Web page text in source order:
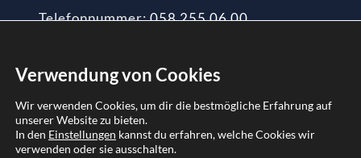
Telefonnummer:058 255 06 00
© Copyright 2010 –2026 |
Reserved | professional risk management AG
Verwendung von Cookies
Wir verwenden Cookies, um dir die bestmögliche Erfahrung auf
unserer Website zu bieten.
In den Einstellungen kannst du erfahren, welche Cookies wir
verwenden oder sie ausschalten.